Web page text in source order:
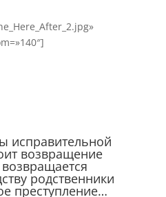
исправительной
возвращение
родственники
преступление…